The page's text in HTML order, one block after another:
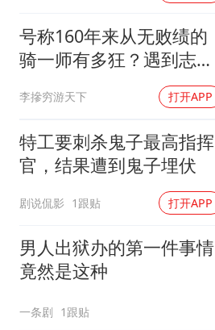
号称160年来从无败绩的
骑一师有多狂？遇到志愿
李摻穷游天下 打开APP
特工要刺杀鬼子最高指挥
官，结果遭到鬼子埋伏
剧说侃影 1跟贴 打开APP
男人出狱办的第一件事情
竟然是这种
一条剧 1跟贴